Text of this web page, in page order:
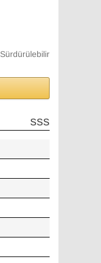
Sürdürülebilir
SSS